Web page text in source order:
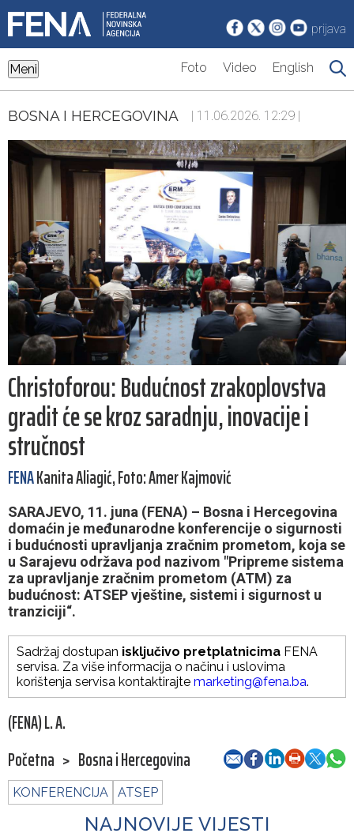
prijava
Meni Foto Video English
BOSNA I HERCEGOVINA | 11.06.2026. 12:29 |
Christoforou: Budućnost zrakoplovstva
gradit će se kroz saradnju, inovacije i
stručnost
FENAKanita Aliagić, Foto: Amer Kajmović
SARAJEVO, 11. juna (FENA) – Bosna i Hercegovina
domaćin je međunarodne konferencije o sigurnosti
i budućnosti upravljanja zračnim prometom, koja se
u Sarajevu održava pod nazivom "Pripreme sistema
za upravljanje zračnim prometom (ATM) za
budućnost: ATSEP vještine, sistemi i sigurnost u
tranziciji“.
Sadržaj dostupan isključivo pretplatnicima FENA
servisa. Za više informacija o načinu i uslovima
korištenja servisa kontaktirajte marketing@fena.ba.
(FENA) L. A.
Početna > Bosna i Hercegovina
KONFERENCIJA ATSEP
NAJNOVIJE VIJESTI